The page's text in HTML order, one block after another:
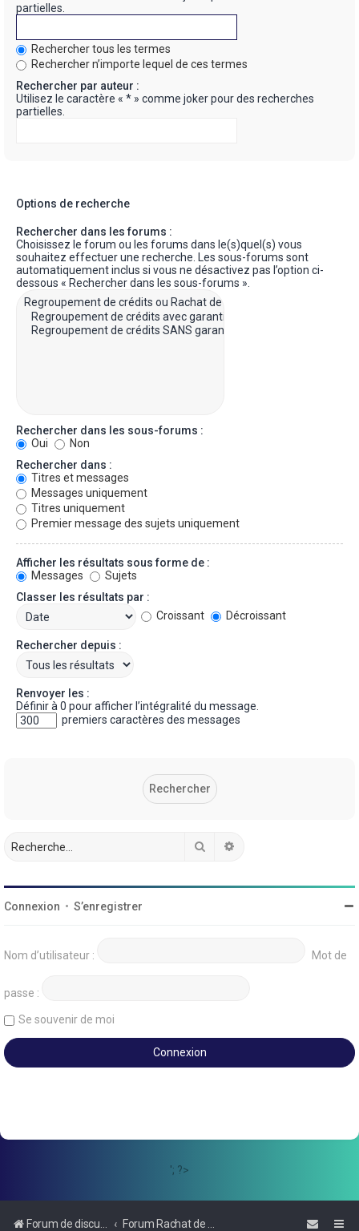
partielles.
Rechercher tous les termes
Rechercher n’importe lequel de ces termes
Rechercher par auteur :
Utilisez le caractère « * » comme joker pour des recherches
partielles.
Options de recherche
Rechercher dans les forums :
Choisissez le forum ou les forums dans le(s)quel(s) vous
souhaitez effectuer une recherche. Les sous-forums sont
automatiquement inclus si vous ne désactivez pas l’option ci-
dessous « Rechercher dans les sous-forums ».
Rechercher dans les sous-forums :
Oui
Non
Rechercher dans :
Titres et messages
Messages uniquement
Titres uniquement
Premier message des sujets uniquement
Afficher les résultats sous forme de :
Messages
Sujets
Classer les résultats par :
Croissant
Décroissant
Rechercher depuis :
Renvoyer les :
Définir à 0 pour afficher l’intégralité du message.
premiers caractères des messages
Rechercher
Connexion • S’enregistrer
Nom d’utilisateur : Mot de
passe :
Se souvenir de moi
'; ?>
Forum de discussions sur le Regroupement de Crédits et le Rachat de Crédits